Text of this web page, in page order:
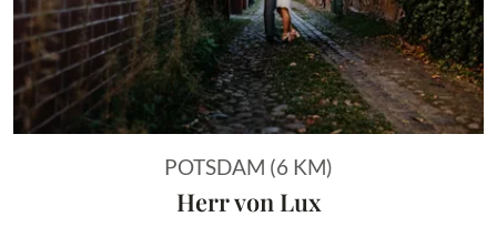
POTSDAM (6 KM)
Herr von Lux